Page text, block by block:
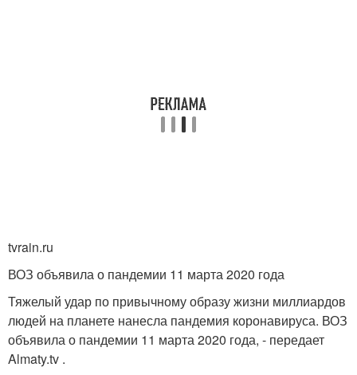
tvrain.ru
ВОЗ объявила о пандемии 11 марта 2020 года
Тяжелый удар по привычному образу жизни миллиардов
людей на планете нанесла пандемия коронавируса. ВОЗ
объявила о пандемии 11 марта 2020 года, - передает
Almaty.tv .